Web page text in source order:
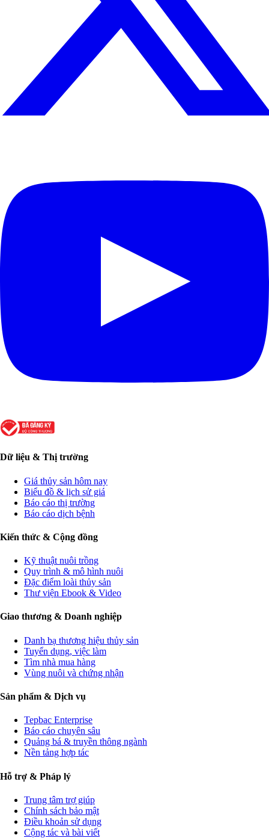
Dữ liệu & Thị trường
Giá thủy sản hôm nay
Biểu đồ & lịch sử giá
Báo cáo thị trường
Báo cáo dịch bệnh
Kiến thức & Cộng đồng
Kỹ thuật nuôi trồng
Quy trình & mô hình nuôi
Đặc điểm loài thủy sản
Thư viện Ebook & Video
Giao thương & Doanh nghiệp
Danh bạ thương hiệu thủy sản
Tuyển dụng, việc làm
Tìm nhà mua hàng
Vùng nuôi và chứng nhận
Sản phẩm & Dịch vụ
Tepbac Enterprise
Báo cáo chuyên sâu
Quảng bá & truyền thông ngành
Nền tảng hợp tác
Hỗ trợ & Pháp lý
Trung tâm trợ giúp
Chính sách bảo mật
Điều khoản sử dụng
Cộng tác và bài viết